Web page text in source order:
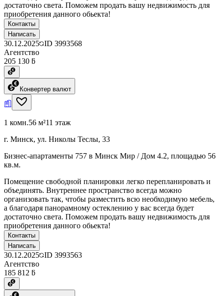
достаточно света. Поможем продать вашу недвижимость для
приобретения данного обьекта!
Контакты
Написать
30.12.2025 ID 3993568
Агентство
205 130 ƃ
Конвертер валют
1 комн.56 м²11 этаж
г. Минск, ул. Николы Теслы, 33
Бизнес-апартаменты 757 в Минск Мир / Дом 4.2, площадью 56
кв.м.
Помещение свободной планировки легко перепланировать и
объединять. Внутреннее пространство всегда можно
организовать так, чтобы разместить всю необходимую мебель,
а благодаря панорамному остеклению у вас всегда будет
достаточно света. Поможем продать вашу недвижимость для
приобретения данного обьекта!
Контакты
Написать
30.12.2025 ID 3993563
Агентство
185 812 ƃ